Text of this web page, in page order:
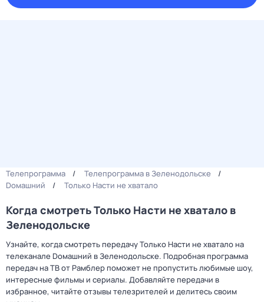
Телепрограмма
Телепрограмма в Зеленодольске
Dомашний
Только Насти не хватало
Когда смотреть Только Насти не хватало в
Зеленодольске
Узнайте, когда смотреть передачу Только Насти не хватало на
телеканале Dомашний в Зеленодольске. Подробная программа
передач на ТВ от Рамблер поможет не пропустить любимые шоу,
интересные фильмы и сериалы. Добавляйте передачи в
избранное, читайте отзывы телезрителей и делитесь своим